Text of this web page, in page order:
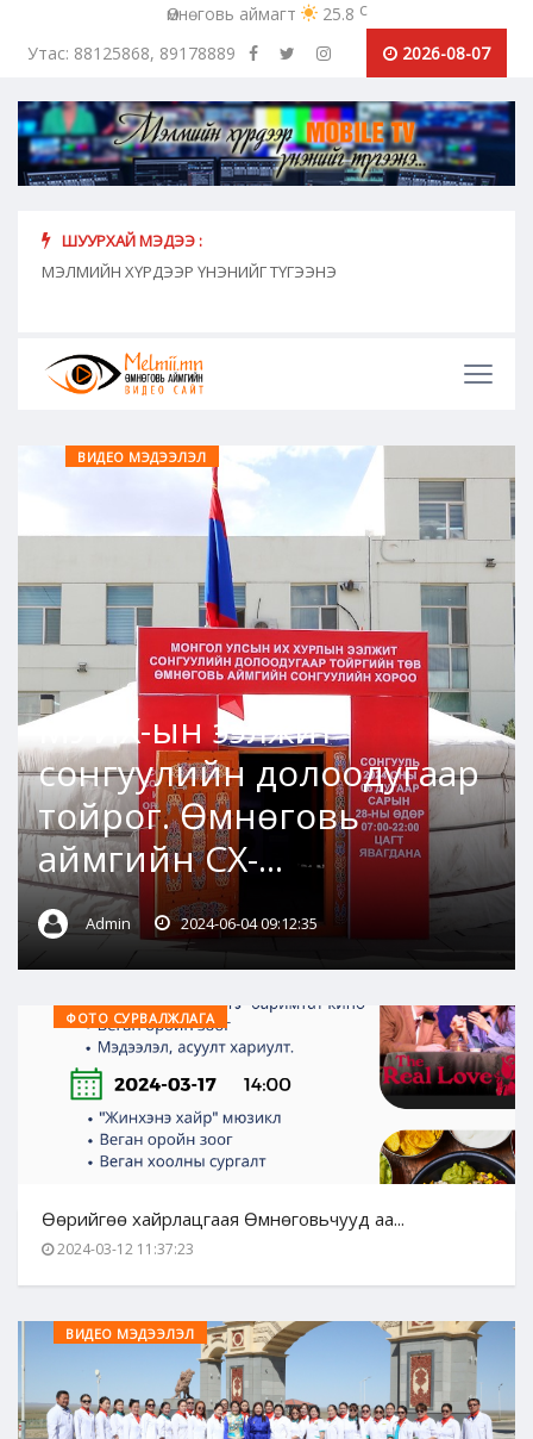
Өмнөговь аймагт 25.8 c
Утас: 88125868, 89178889
2026-08-07
ШУУРХАЙ МЭДЭЭ :
МЭЛМИЙН ХҮРДЭЭР ҮНЭНИЙГ ТҮГЭЭНЭ
ВИДЕО МЭДЭЭЛЭЛ
МУИХ-ын ээлжит
сонгуулийн долоодугаар
тойрог. Өмнөговь
аймгийн СХ-...
Admin 2024-06-04 09:12:35
ФОТО СУРВАЛЖЛАГА
Өөрийгөө хайрлацгаая Өмнөговьчууд аа...
2024-03-12 11:37:23
ВИДЕО МЭДЭЭЛЭЛ